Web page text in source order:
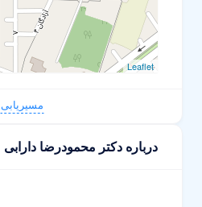
Leaflet
مسیریابی
درباره دکتر محمودرضا دارابی